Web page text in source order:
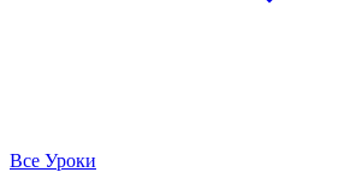
Все Уроки